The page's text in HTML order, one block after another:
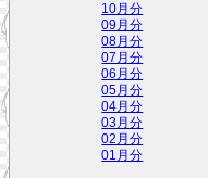
10月分
09月分
08月分
07月分
06月分
05月分
04月分
03月分
02月分
01月分